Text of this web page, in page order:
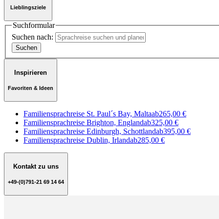
Lieblingsziele
Suchformular
Suchen nach:
Inspirieren
Favoriten & Ideen
Familiensprachreise St. Paul´s Bay, Maltaab265,00 €
Familiensprachreise Brighton, Englandab325,00 €
Familiensprachreise Edinburgh, Schottlandab395,00 €
Familiensprachreise Dublin, Irlandab285,00 €
Kontakt zu uns
+49-(0)791-21 69 14 64